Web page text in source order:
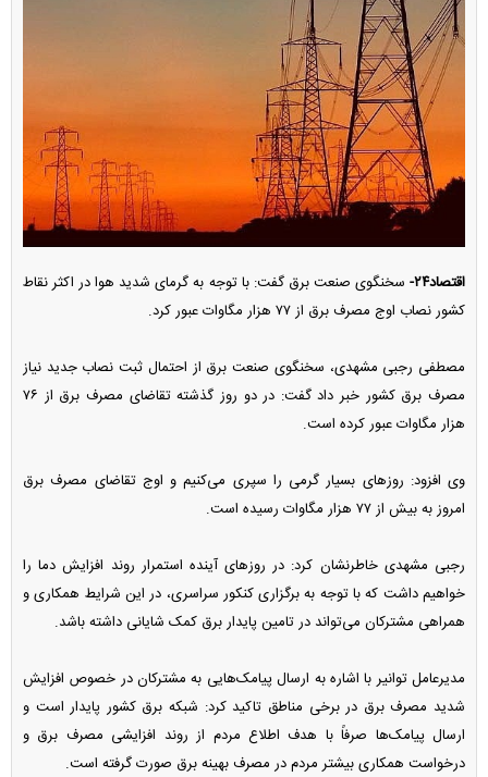
اقتصاد۲۴-
سخنگوی صنعت برق گفت: با توجه به گرمای شدید هوا در اکثر نقاط
کشور نصاب اوج مصرف برق از ۷۷ هزار مگاوات عبور کرد.
مصطفی رجبی مشهدی، سخنگوی صنعت برق از احتمال ثبت نصاب جدید نیاز
مصرف برق کشور خبر داد گفت: در دو روز گذشته تقاضای مصرف برق از ۷۶
هزار مگاوات عبور کرده است.
وی افزود: روز‌های بسیار گرمی را سپری می‌کنیم و اوج تقاضای مصرف برق
امروز به بیش از ۷۷ هزار مگاوات رسیده است.
رجبی مشهدی خاطرنشان کرد: در روز‌های آینده استمرار روند افزایش دما را
خواهیم داشت که با توجه به برگزاری کنکور سراسری، در این شرایط همکاری و
همراهی مشترکان می‌تواند در تامین پایدار برق کمک شایانی داشته باشد.
مدیرعامل توانیر با اشاره به ارسال پیامک‌هایی به مشترکان در خصوص افزایش
شدید مصرف برق در برخی مناطق تاکید کرد: شبکه برق کشور پایدار است و
ارسال پیامک‌ها صرفاً با هدف اطلاع مردم از روند افزایشی مصرف برق و
درخواست همکاری بیشتر مردم در مصرف بهینه برق صورت گرفته است.